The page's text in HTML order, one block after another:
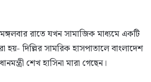
রাতে যখন সামাজিক মাধ্যমে একটি
হয়- দিল্লির সামরিক হাসপাতালে বাংলাদেশ
শেখ হাসিনা মারা গেছেন।